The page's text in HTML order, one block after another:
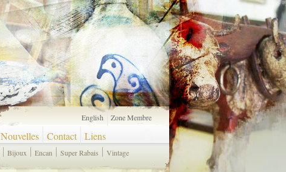
Nouvelles Contact Liens
English Zone Membre
Bijoux Encan Super Rabais Vintage